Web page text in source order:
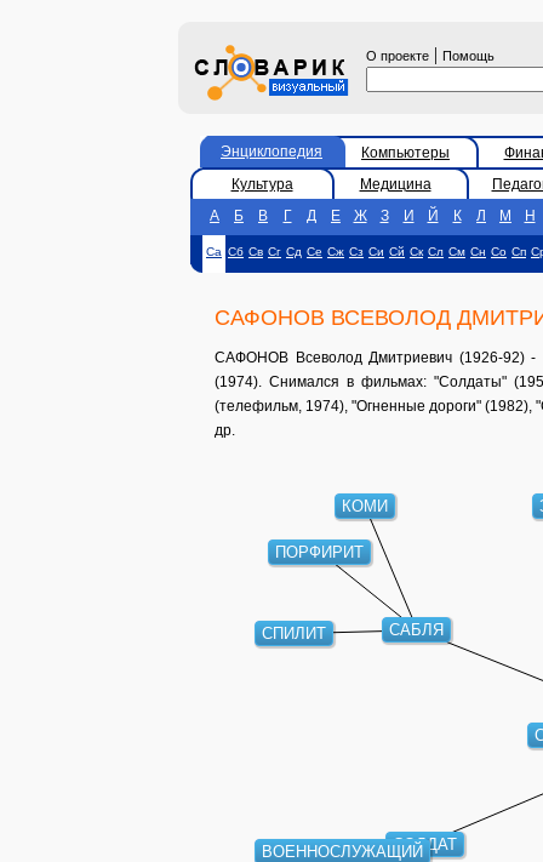
О проекте | Помощь
Энциклопедия Компьютеры
Культура
Медицина
А
Б В Г Д Е Ж З И Й К Л М Н
Са Сб Св Сг Сд Се Сж Сз Си Сй Ск Сл См Сн Со Сп
САФОНОВ ВСЕВОЛОД
САФОНОВ Всеволод Дмитриевич (1926-92) -
(1974). Снимался в фильмах: "Солдаты"
(телефильм, 1974), "Огненные дороги"
др.
САБЛЯ
СОЛДАТ
СПИЛИТ
ПОРФИРИТ
КОМИ
ВОЕННОСЛУЖАЩИЙ